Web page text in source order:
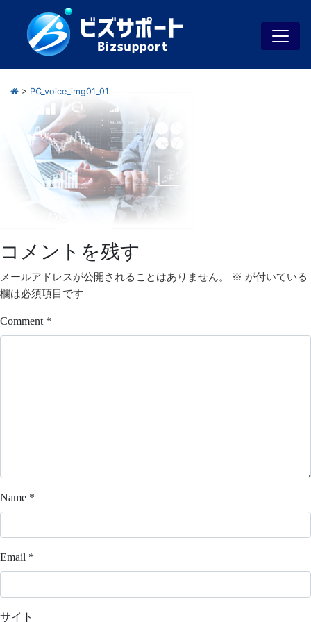
> PC_voice_img01_01
コメントを残す
メールアドレスが公開されることはありません。 ※ が付いている
欄は必須項目です
Comment *
Name *
Email *
サイト